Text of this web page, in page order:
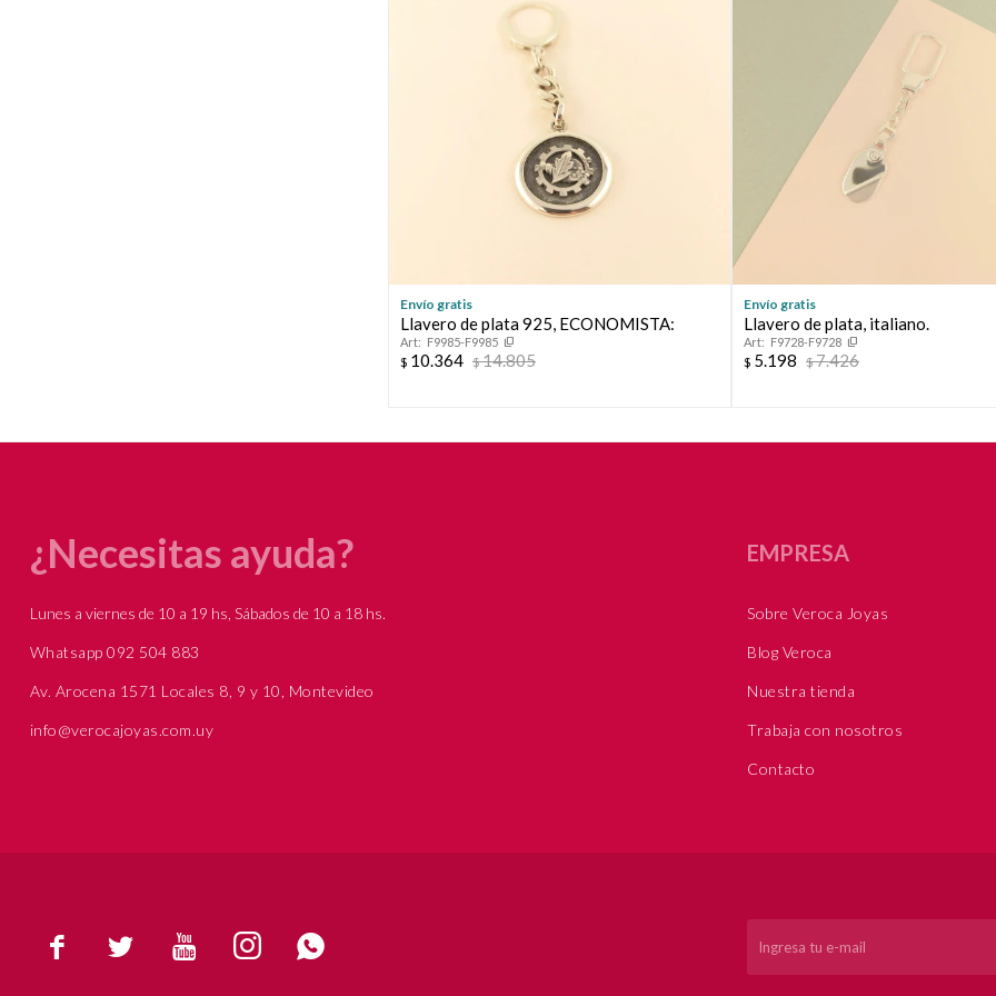
Envío gratis
Llavero de plata 925, ECONOMISTA:
F9985-F9985
$ 10.364 $14.805
Envío gratis
Llavero de plata, italiano.
F9728-F9728
$ 5.198 $7.426
    
¿Necesitas ayuda?
Lunes a viernes de 10 a 19 hs, Sábados de 10 a 18 hs.
Whatsapp 092 504 883
Av. Arocena 1571 Locales 8, 9 y 10, Montevideo
info@verocajoyas.com.uy
EMPRESA
Sobre Veroca Joyas
Blog Veroca
Nuestra tienda
Trabaja con nosotros
Contacto